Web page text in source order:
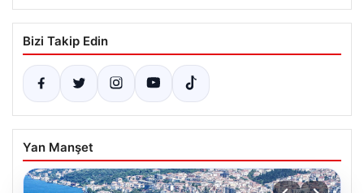
Bizi Takip Edin
Yan Manşet